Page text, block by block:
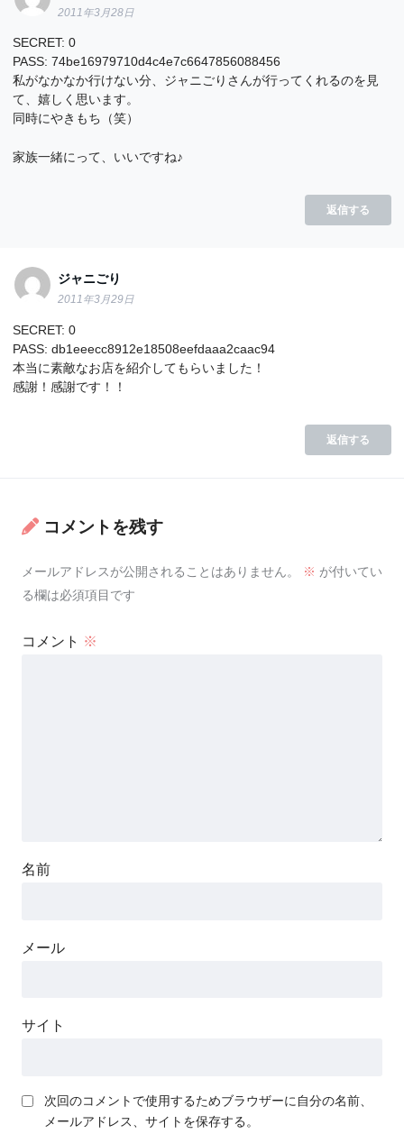
2011年3月28日
SECRET: 0
PASS: 74be16979710d4c4e7c6647856088456
私がなかなか行けない分、ジャニごりさんが行ってくれるのを見
て、嬉しく思います。
同時にやきもち（笑）
家族一緒にって、いいですね♪
返信する
ジャニごり
2011年3月29日
SECRET: 0
PASS: db1eeecc8912e18508eefdaaa2caac94
本当に素敵なお店を紹介してもらいました！
感謝！感謝です！！
返信する
コメントを残す
メールアドレスが公開されることはありません。 ※ が付いてい
る欄は必須項目です
コメント ※
名前
メール
サイト
次回のコメントで使用するためブラウザーに自分の名前、
メールアドレス、サイトを保存する。